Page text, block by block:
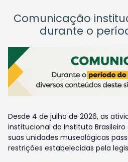
Comunicação
durante o
Desde 4 de julho de 2026, as
institucional do Instituto
suas unidades museológicas
restrições estabelecidas pela